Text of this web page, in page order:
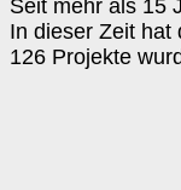
Seit mehr als 15
In dieser Zeit hat
126 Projekte